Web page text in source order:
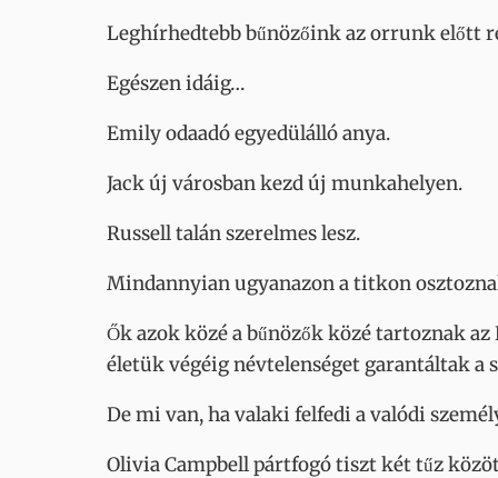
Leghírhedtebb bűnözőink az orrunk előtt
Egészen idáig…
Emily odaadó egyedülálló anya.
Jack új városban kezd új munkahelyen.
Russell talán szerelmes lesz.
Mindannyian ugyanazon a titkon
Ők azok közé a bűnözők közé tartoznak
életük végéig névtelenséget garantáltak a
De mi van, ha valaki felfedi a valódi
Olivia Campbell pártfogó tiszt két tűz